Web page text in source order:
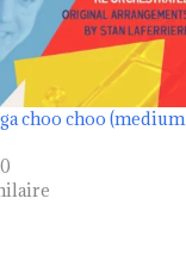
choo choo (medium